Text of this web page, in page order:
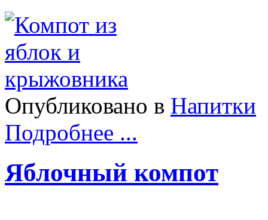
Опубликовано в Напитки
Подробнее ...
Яблочный компот